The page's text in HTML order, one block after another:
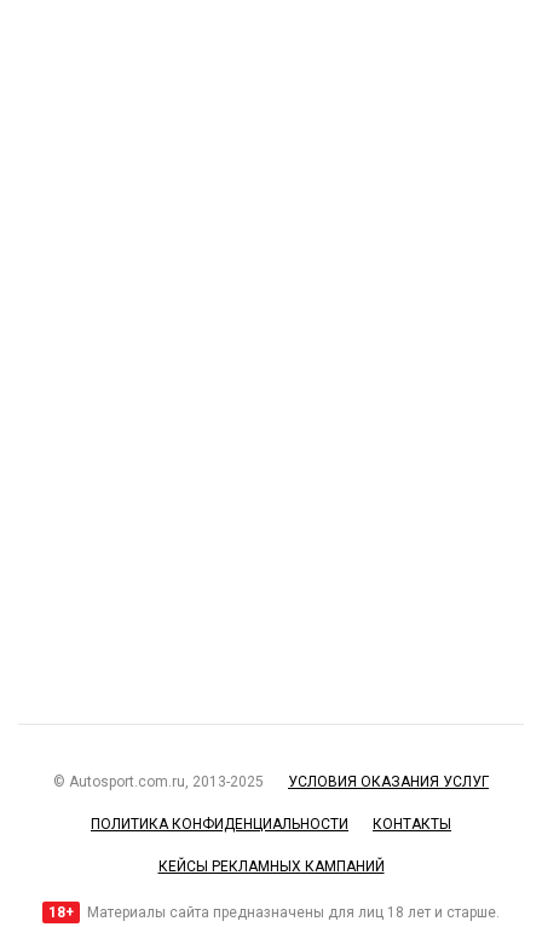
© Autosport.com.ru, 2013-2025 УСЛОВИЯ ОКАЗАНИЯ УСЛУГ
ПОЛИТИКА КОНФИДЕНЦИАЛЬНОСТИ КОНТАКТЫ
КЕЙСЫ РЕКЛАМНЫХ КАМПАНИЙ
18+ Материалы сайта предназначены для лиц 18 лет и старше.